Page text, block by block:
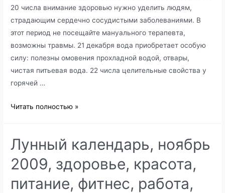
20 числа внимание здоровью нужно уделить людям,
страдающим сердечно сосудистыми заболеваниями. В
этот период не посещайте мануального терапевта,
возможны травмы. 21 декабря вода приобретает особую
силу: полезны омовения прохладной водой, отвары,
чистая питьевая вода. 22 числа целительные свойства у
горячей …
Лунный
декабрь
Читать полностью »
Лунный календарь, ноябрь
2009, здоровье, красота,
питание, фитнес, работа,